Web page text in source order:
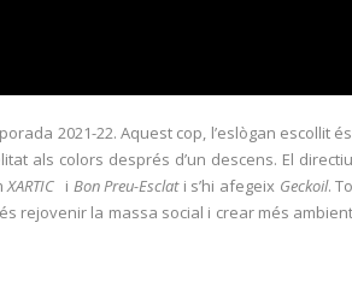
2021-22. Aquest cop, l’eslògan escollit
als colors després d’un descens. El
XARTIC i Bon Preu-Esclati s’hi afegeix Geckoil.
rejovenir la massa social i crear més